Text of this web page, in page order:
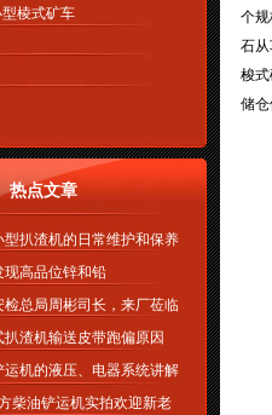
棱式矿车
热点文章
型扒渣机的日常维护和保养
现高品位锌和铅
检总局周彬司长，来厂莅临
扒渣机输送皮带跑偏原因
运机的液压、电器系统讲解
柴油铲运机实拍欢迎新老
个
石
梭
储仓